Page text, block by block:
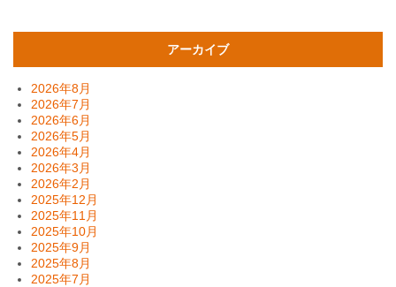
アーカイブ
2026年8月
2026年7月
2026年6月
2026年5月
2026年4月
2026年3月
2026年2月
2025年12月
2025年11月
2025年10月
2025年9月
2025年8月
2025年7月